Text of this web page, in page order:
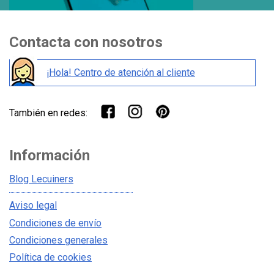
Contacta con nosotros
¡Hola! Centro de atención al cliente
También en redes:
Información
Blog Lecuiners
Aviso legal
Condiciones de envío
Condiciones generales
Política de cookies